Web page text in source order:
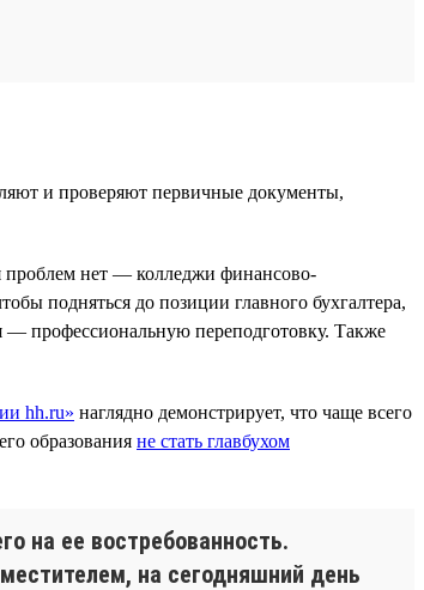
и проверяют первичные документы,
проблем нет — колледжи финансово-
подняться до позиции главного бухгалтера,
— профессиональную переподготовку. Также
hh.ru» наглядно демонстрирует, что чаще всего
образования не стать главбухом
на ее востребованность.
на сегодняшний день